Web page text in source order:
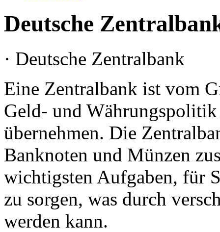
Deutsche
· Deutsche Zentralbank
Eine Zentralbank ist vom
Geld- und
übernehmen. Die
Banknoten und Münzen
wichtigsten Aufgaben, für
zu sorgen, was durch
werden kann.